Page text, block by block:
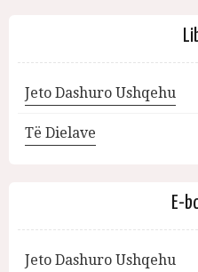
Jeto Dashuro Ushqehu
Të Dielave
E-
Jeto Dashuro Ushqehu